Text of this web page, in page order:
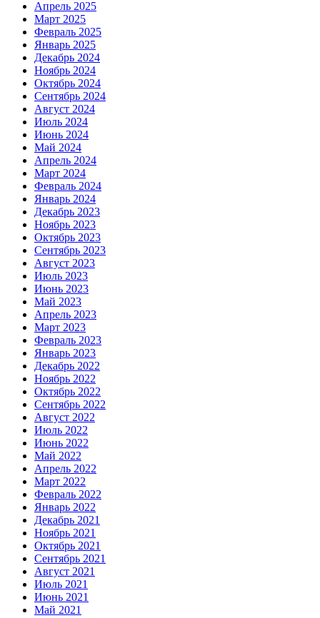
Апрель 2025
Март 2025
Февраль 2025
Январь 2025
Декабрь 2024
Ноябрь 2024
Октябрь 2024
Сентябрь 2024
Август 2024
Июль 2024
Июнь 2024
Май 2024
Апрель 2024
Март 2024
Февраль 2024
Январь 2024
Декабрь 2023
Ноябрь 2023
Октябрь 2023
Сентябрь 2023
Август 2023
Июль 2023
Июнь 2023
Май 2023
Апрель 2023
Март 2023
Февраль 2023
Январь 2023
Декабрь 2022
Ноябрь 2022
Октябрь 2022
Сентябрь 2022
Август 2022
Июль 2022
Июнь 2022
Май 2022
Апрель 2022
Март 2022
Февраль 2022
Январь 2022
Декабрь 2021
Ноябрь 2021
Октябрь 2021
Сентябрь 2021
Август 2021
Июль 2021
Июнь 2021
Май 2021